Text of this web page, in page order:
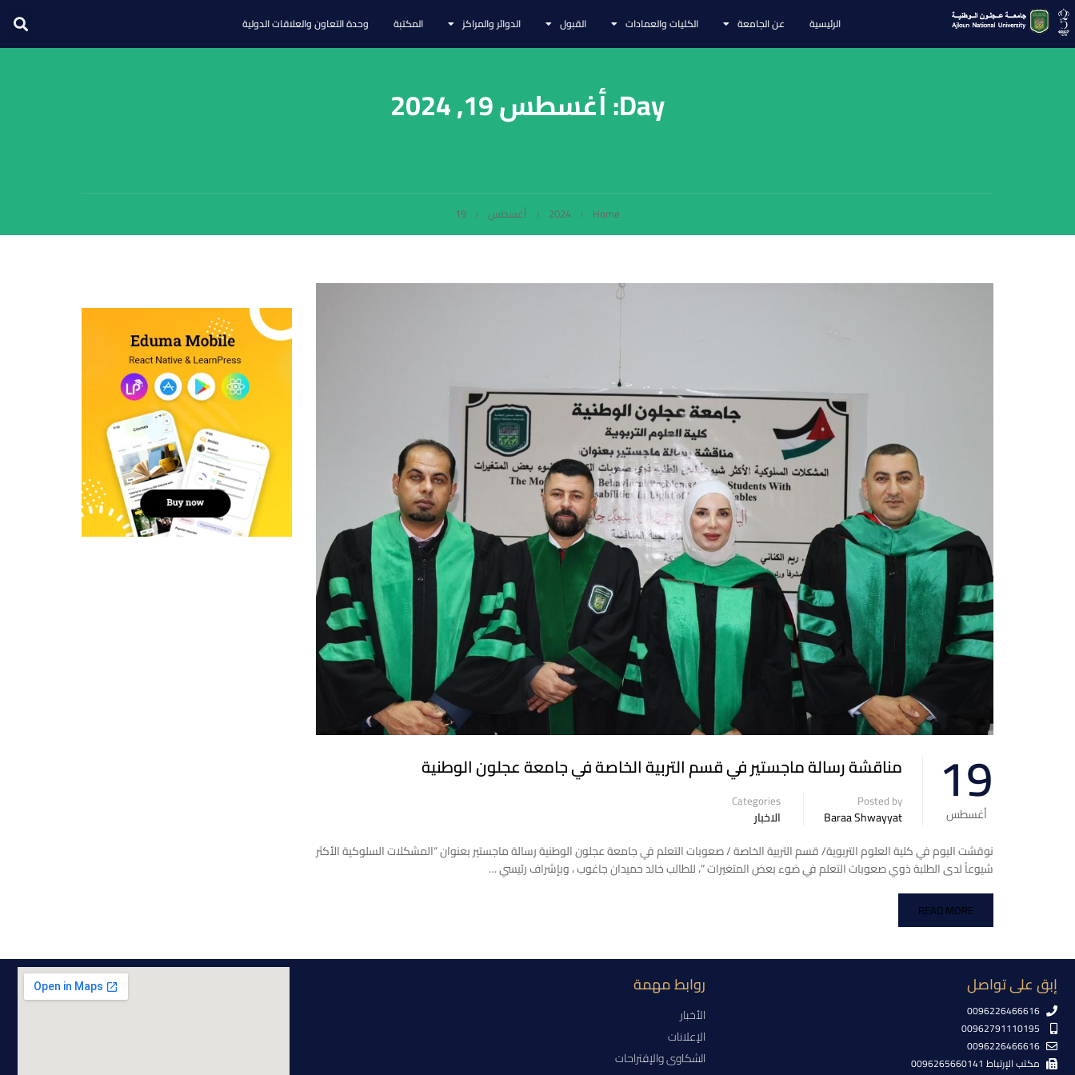
الرئيسية عن الجامعة الكليات والعمادات القبول الدوائر والمراكز المكتبة وحدة التعاون والعلاقات الدولية
Day: أغسطس 19, 2024
Home
2024 أغسطس 19
19
أغسطس
مناقشة رسالة ماجستير في قسم التربية الخاصة في جامعة عجلون الوطنية‎
Posted by
Baraa Shwayyat
Categories
الاخبار
نوقشت اليوم في كلية العلوم التربوية/ قسم التربية الخاصة / صعوبات التعلم في جامعة عجلون ‎الوطنية رسالة ماجستير بعنوان “المشكلات السلوكية الأكثر
شيوعاً لدى الطلبة ذوي صعوبات التعلم في ضوء بعض المتغيرات ”، للطالب خالد حميدان جاغوب ، وبإشراف رئيسي …
READ MORE
إبق على تواصل
0096226466616
00962791110195
0096226466616
مكتب الإرتباط 0096265660141
روابط مهمة
الأخبار
الإعلانات
الشكاوى والإقتراحات